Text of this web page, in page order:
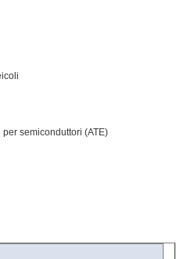
semiconduttori (ATE)